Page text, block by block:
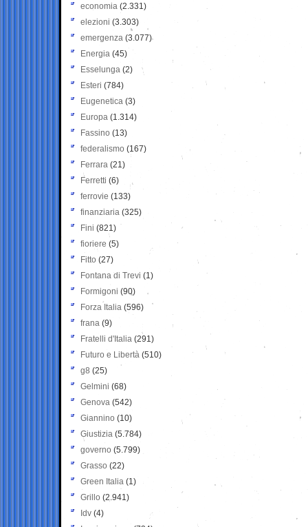
economia (2.331)
elezioni (3.303)
emergenza (3.077)
Energia (45)
Esselunga (2)
Esteri (784)
Eugenetica (3)
Europa (1.314)
Fassino (13)
federalismo (167)
Ferrara (21)
Ferretti (6)
ferrovie (133)
finanziaria (325)
Fini (821)
fioriere (5)
Fitto (27)
Fontana di Trevi (1)
Formigoni (90)
Forza Italia (596)
frana (9)
Fratelli d'Italia (291)
Futuro e Libertà (510)
g8 (25)
Gelmini (68)
Genova (542)
Giannino (10)
Giustizia (5.784)
governo (5.799)
Grasso (22)
Green Italia (1)
Grillo (2.941)
Idv (4)